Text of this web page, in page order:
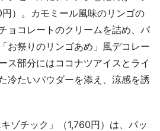
）。カモミール風味のリンゴの
ョコレートのクリームを詰め、パ
お祭りのリンゴあめ」風デコレー
ス部分にはココナツアイスとライ
冷たいパウダーを添え、涼感を誘
ゾチック」（1,760円）は、パッ